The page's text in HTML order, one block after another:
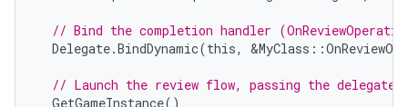
// Bind the completion handler
Delegate.BindDynamic(this, &MyClass ::
// Launch the review flow, passing the
GetGameInstance()